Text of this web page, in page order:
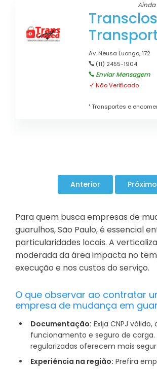
Ainda
Av. Neusa Luongo, 172
(11) 2455-1904
Enviar Mensagem
Não Verificado
" Transportes e
Para quem busca empresas de
guarulhos, São Paulo, é essencial
particularidades locais. A
moderada da área impacta no
execução e nos custos do serviço.
O que observar ao contratar
empresa de mudança em
Documentação: Exija CNPJ válido,
funcionamento e seguro de carga.
regularizadas oferecem mais
Experiência na região: Prefira